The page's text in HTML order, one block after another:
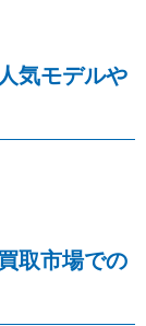
気モデルや
取市場での